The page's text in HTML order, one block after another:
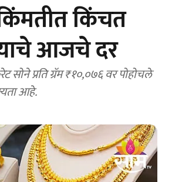
किंचत
आजचे दर
प्रति ग्रॅम ₹१०,०७६ वर पोहोचले
आहे.